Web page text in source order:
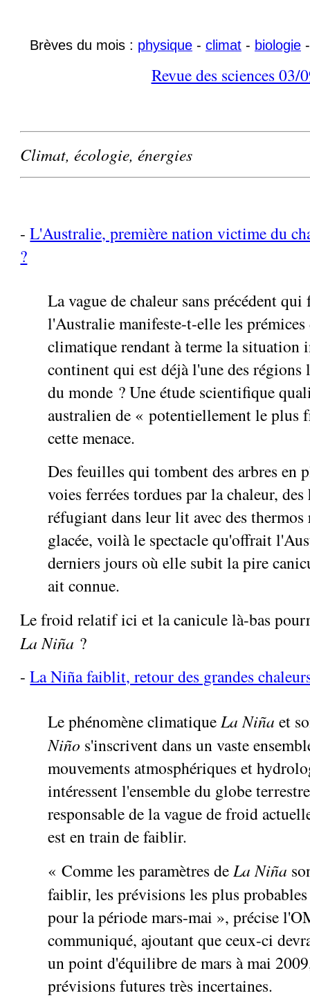
Brèves du mois : physique - climat - biologie
Revue des sciences 03/
Climat, écologie, énergies
-L'Australie, première nation victime du
?
La vague de chaleur sans précédent
l'Australie manifeste-t-elle les
climatique rendant à terme la situation
continent qui est déjà l'une des régions
du monde ? Une étude scientifique
australien de « potentiellement le plus
cette menace.
Des feuilles qui tombent des arbres en
voies ferrées tordues par la chaleur, des
réfugiant dans leur lit avec des thermos
glacée, voilà le spectacle qu'offrait
derniers jours où elle subit la pire
ait connue.
Le froid relatif ici et la canicule là-bas
La Niña ?
-La Niña faiblit, retour des grandes
Le phénomène climatiqueLa Niña et
Niño s'inscrivent dans un vaste
mouvements atmosphériques et
intéressent l'ensemble du globe
responsable de la vague de froid
est en train de faiblir.
« Comme les paramètres deLa Niña
faiblir, les prévisions les plus
pour la période mars-mai », précise
communiqué, ajoutant que ceux-ci
un point d'équilibre de mars à mai
prévisions futures très incertaines.